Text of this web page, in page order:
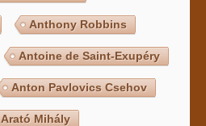
Anthony Robbins
Antoine de Saint-Exupéry
Anton Pavlovics Csehov
Arató Mihály